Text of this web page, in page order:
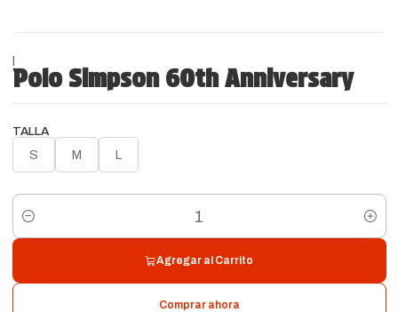
|
Polo Simpson 60th Anniversary
TALLA
S M L
Cantidad
Agregar al Carrito
Comprar ahora